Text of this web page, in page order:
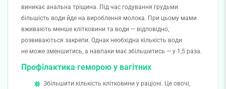
виникає анальна тріщина. Під час годування грудьми
більшість води йде на вироблення молока. При цьому мами
вживають менше клітковини та води — відповідно,
розвиваються закрепи. Однак необхідна кількість води
не може зменшитись, а навпаки має збільшитись — у 1,5 раза.
Профілактика геморою у вагітних
Збільшити кількість клітковини у раціоні. Це овочі,